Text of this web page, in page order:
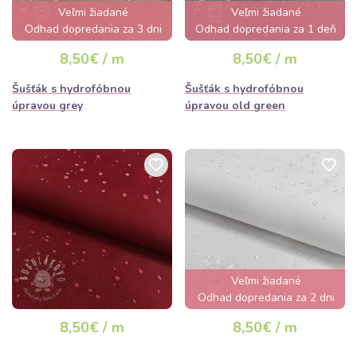
Veľmi žiadané
Odhad dopredania za 3 dni
8,50€ / m
Šušťák s hydrofóbnou
úpravou grey
Veľmi žiadané
Odhad dopredania za 1 deň
8,50€ / m
Šušťák s hydrofóbnou
úpravou old green
8,50€ / m
Veľmi žiadané
Odhad dopredania za 2 dni
8,50€ / m